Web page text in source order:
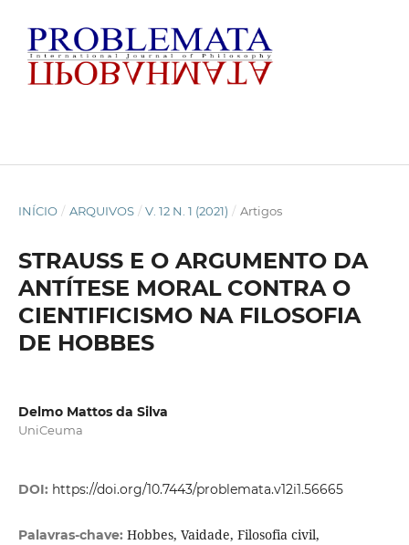
INÍCIO / ARQUIVOS / V. 12 N. 1 (2021) / Artigos
STRAUSS E O ARGUMENTO DA
ANTÍTESE MORAL CONTRA O
CIENTIFICISMO NA FILOSOFIA
DE HOBBES
Delmo Mattos da Silva
UniCeuma
DOI: https://doi.org/10.7443/problemata.v12i1.56665
Palavras-chave: Hobbes, Vaidade, Filosofia civil,